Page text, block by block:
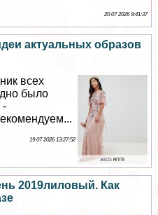
20 07 2026 9:41:37
актуальных образов
всех
было
-
19 07 2026 13:27:52
2019лиловый. Как